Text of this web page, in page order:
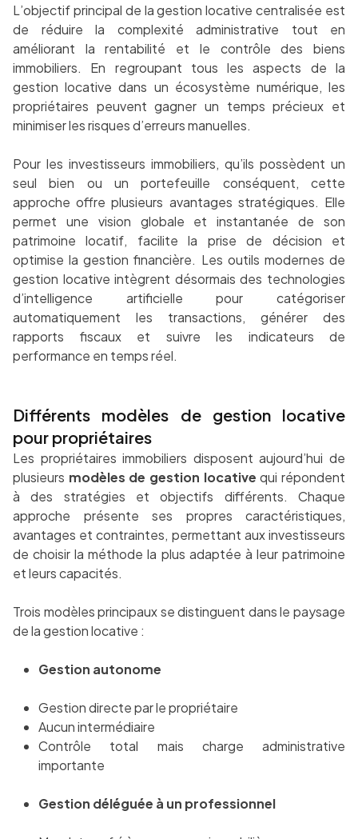
L’objectif principal de la gestion locative centralisée est
de réduire la complexité administrative tout en
améliorant la rentabilité et le contrôle des biens
immobiliers. En regroupant tous les aspects de la
gestion locative dans un écosystème numérique, les
propriétaires peuvent gagner un temps précieux et
minimiser les risques d’erreurs manuelles.
Pour les investisseurs immobiliers, qu’ils possèdent un
seul bien ou un portefeuille conséquent, cette
approche offre plusieurs avantages stratégiques. Elle
permet une vision globale et instantanée de son
patrimoine locatif, facilite la prise de décision et
optimise la gestion financière. Les outils modernes de
gestion locative intègrent désormais des technologies
d’intelligence artificielle pour catégoriser
automatiquement les transactions, générer des
rapports fiscaux et suivre les indicateurs de
performance en temps réel.
Différents modèles de gestion locative
pour propriétaires
Les propriétaires immobiliers disposent aujourd’hui de
plusieurs modèles de gestion locative qui répondent
à des stratégies et objectifs différents. Chaque
approche présente ses propres caractéristiques,
avantages et contraintes, permettant aux investisseurs
de choisir la méthode la plus adaptée à leur patrimoine
et leurs capacités.
Trois modèles principaux se distinguent dans le paysage
de la gestion locative :
Gestion autonome
Gestion directe par le propriétaire
Aucun intermédiaire
Contrôle total mais charge administrative
importante
Gestion déléguée à un professionnel